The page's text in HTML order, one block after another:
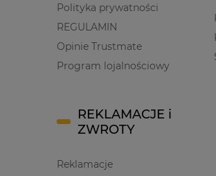
Polityka prywatności
REGULAMIN
Opinie Trustmate
Program lojalnościowy
REKLAMACJE i
ZWROTY
Reklamacje